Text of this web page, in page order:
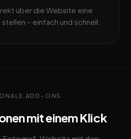
über die Website eine
– einfach und schnell.
ADD-ONS
mit einem Klick